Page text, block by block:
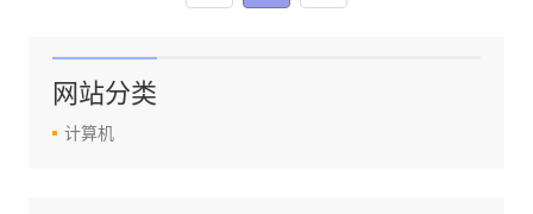
网站分类
计算机